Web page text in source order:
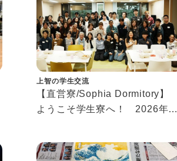
上智の学生交流
【直営寮/Sophia Dormitory】
ようこそ学生寮へ！ 2026年春
Introducing Our Spring 2026